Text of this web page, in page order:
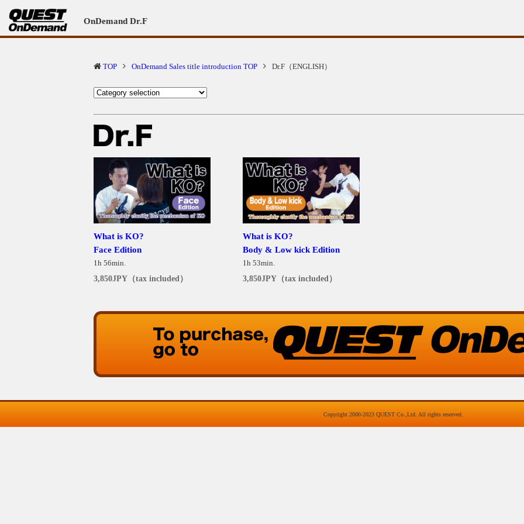
OnDemand Dr.F
TOP OnDemand Sales title introduction TOP Dr.F（ENGLISH）
What is KO?
Face Edition
1h 56min.
3,850JPY（tax included）
What is KO?
Body & Low kick Edition
1h 53min.
3,850JPY（tax included）
Copyright 2000-2023 QUEST Co.,Ltd. All rights reserved.